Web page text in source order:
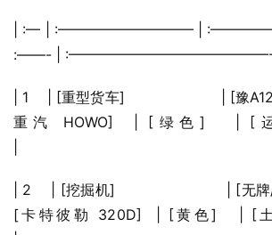
| :— | :—————————– |
:——- | :——————————————-
| 1    | [重型货车]                     | [豫
重汽 HOWO]  | [绿色]   | [
| 2    | [挖掘机]                       | [无牌/
[卡特彼勒 320D]  | [黄色]   | [